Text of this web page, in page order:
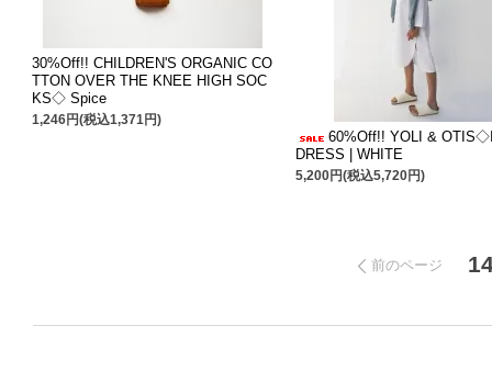
30%Off!! CHILDREN'S ORGANIC CO
TTON OVER THE KNEE HIGH SOC
KS◇ Spice
1,246円(税込1,371円)
60%Off!! YOLI &
DRESS | WHITE
5,200円(税込5,720円)
前のページ